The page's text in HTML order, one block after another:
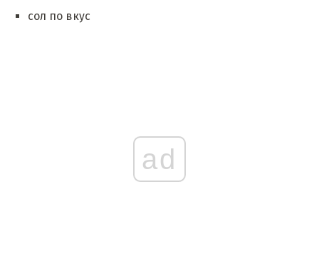
сол по вкус
ad